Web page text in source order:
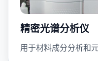
精密光谱分析仪
用于材料成分分析和